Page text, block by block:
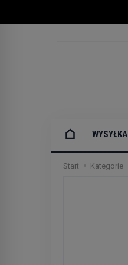
Start Kategorie